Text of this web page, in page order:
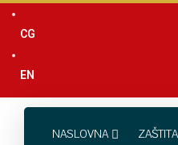
content
CG
EN
NASLOVNA